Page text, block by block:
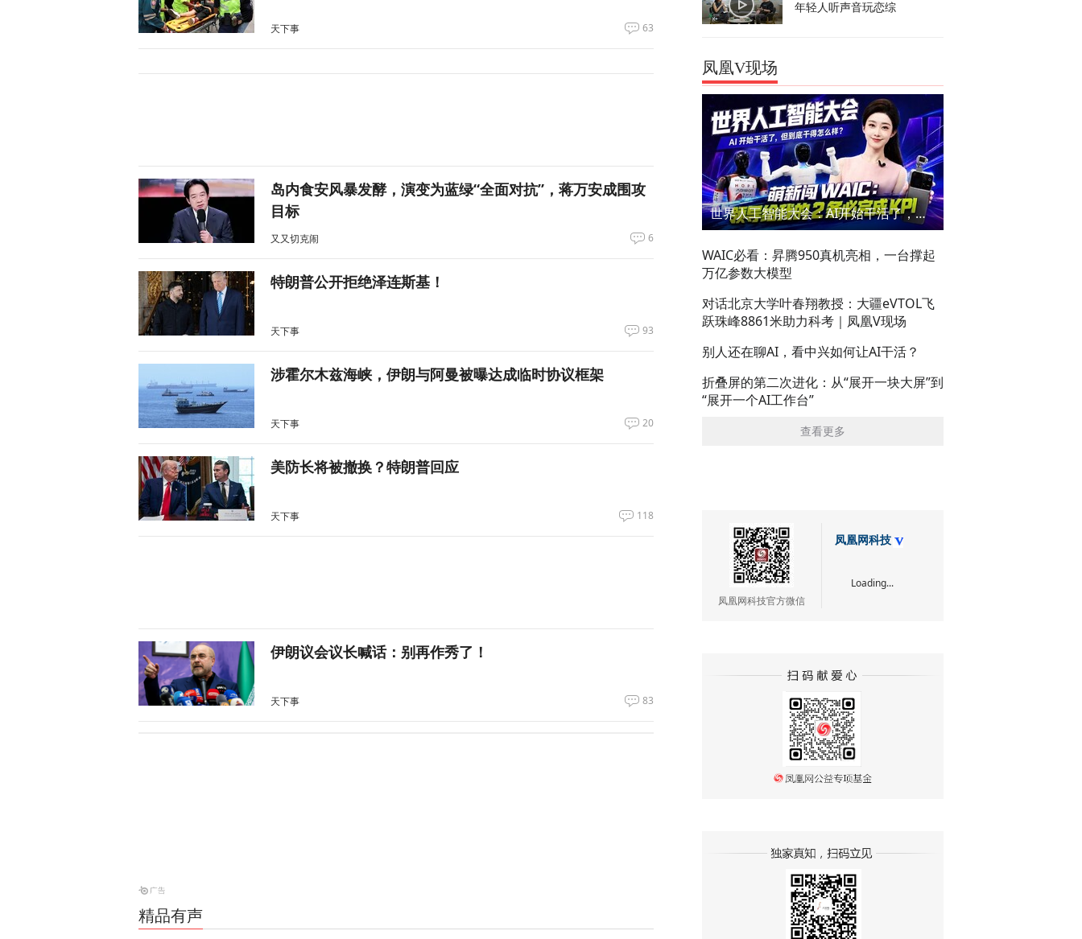
天下事 63
岛内食安风暴发酵，演变为蓝绿“全面对抗”，蒋万安成围攻
目标
又又切克闹 6
特朗普公开拒绝泽连斯基！
天下事 93
涉霍尔木兹海峡，伊朗与阿曼被曝达成临时协议框架
天下事 20
美防长将被撤换？特朗普回应
天下事 118
伊朗议会议长喊话：别再作秀了！
天下事 83
特朗普所乘直升机遭遇飞行安全事件，现场监控画面曝光
精品有声
年轻人听声音玩恋综
凤凰V现场
世界人工智能大会：AI开始干活了，但到底干的怎么样？萌新闯WAIC
WAIC必看：昇腾950真机亮相，一台撑起
万亿参数大模型
对话北京大学叶春翔教授：大疆eVTOL飞
跃珠峰8861米助力科考｜凤凰V现场
别人还在聊AI，看中兴如何让AI干活？
折叠屏的第二次进化：从“展开一块大屏”到
“展开一个AI工作台”
查看更多
凤凰网科技官方微信
凤凰网科技
Loading...